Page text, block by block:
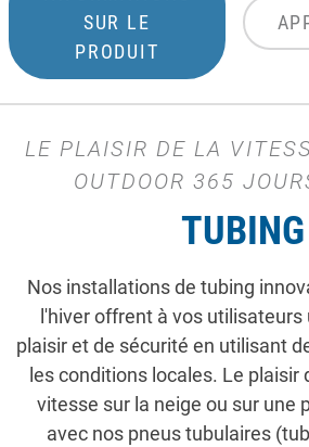
SUR LE
PRODUIT
LE PLAISIR DE LA
OUTDOOR 365
TUBING
Nos installations de tubing
l'hiver offrent à vos
plaisir et de sécurité en utilisant
les conditions locales. Le plaisir
vitesse sur la neige ou sur une
avec nos pneus tubulaires